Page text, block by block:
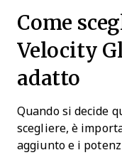
Come
Velocity
adatto
Quando si decide
scegliere, è
aggiunto e i